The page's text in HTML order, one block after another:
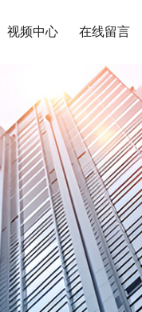
视频中心 在线留言